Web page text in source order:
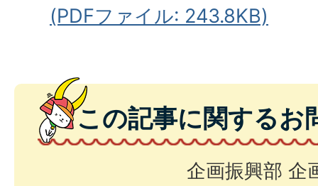
(PDFファイル: 243.8KB)
この記事に関するお
企画振興部 企